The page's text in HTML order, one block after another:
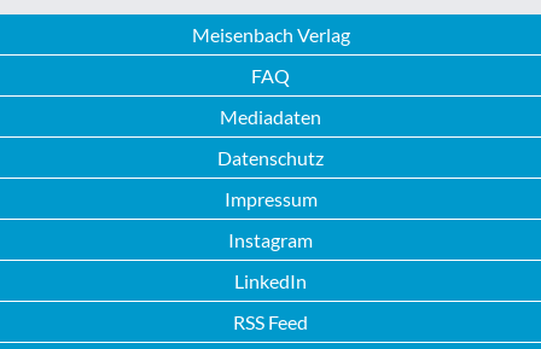
Meisenbach Verlag
FAQ
Mediadaten
Datenschutz
Impressum
Instagram
LinkedIn
RSS Feed